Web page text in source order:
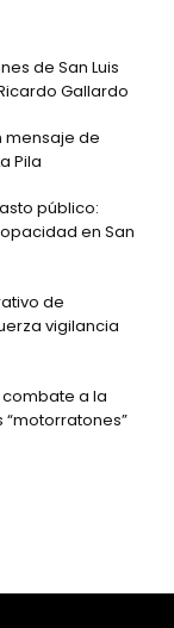
de San Luis
Gallardo
mensaje de
Pila
público:
en San
de
vigilancia
a la